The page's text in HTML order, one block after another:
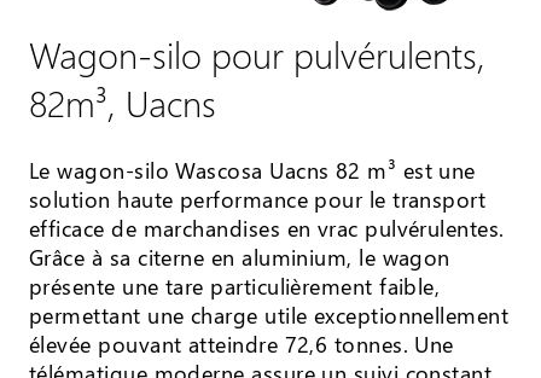
Wagon-silo pour pulvérulents,
82m³, Uacns
Le wagon-silo Wascosa Uacns 82 m³ est une
solution haute performance pour le transport
efficace de marchandises en vrac pulvérulentes.
Grâce à sa citerne en aluminium, le wagon
présente une tare particulièrement faible,
permettant une charge utile exceptionnellement
élevée pouvant atteindre 72,6 tonnes. Une